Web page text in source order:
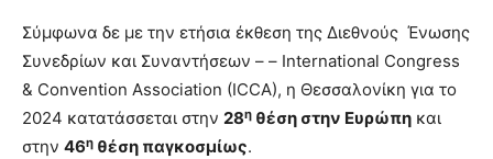
Σύμφωνα δε με την ετήσια έκθεση της Διεθνούς Ένωσης
Συνεδρίων και Συναντήσεων – – International Congress
& Convention Association (ICCA), η Θεσσαλονίκη για το
2024 κατατάσσεται στην 28η θέση στην Ευρώπη και
στην 46η θέση παγκοσμίως.